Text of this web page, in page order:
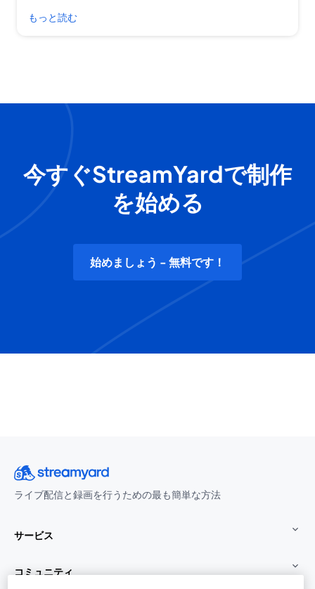
もっと読む
今すぐStreamYardで制作
を始める
始めましょう - 無料です！
ライブ配信と録画を行うための最も簡単な方法
サービス
コミュニティ